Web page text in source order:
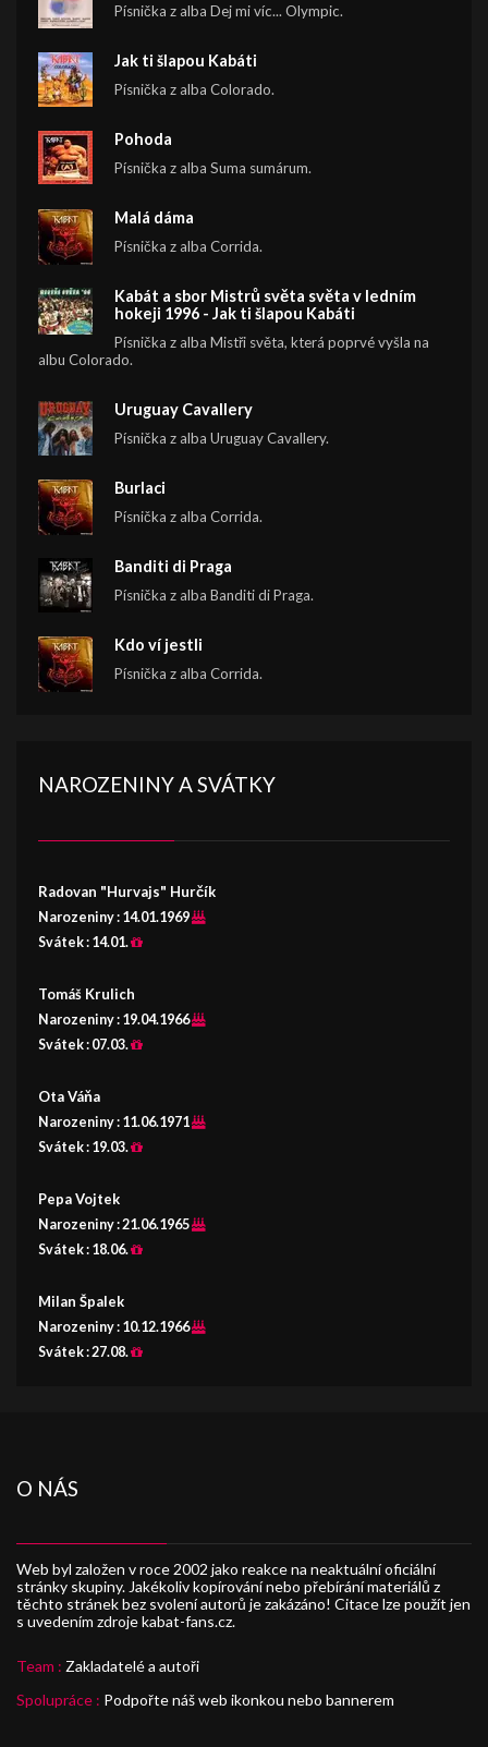
Písnička z alba Dej mi víc... Olympic.
Jak ti šlapou Kabáti
Písnička z alba Colorado.
Pohoda
Písnička z alba Suma sumárum.
Malá dáma
Písnička z alba Corrida.
Kabát a sbor Mistrů světa světa v ledním
hokeji 1996 - Jak ti šlapou Kabáti
Písnička z alba Mistři světa, která poprvé vyšla na
albu Colorado.
Uruguay Cavallery
Písnička z alba Uruguay Cavallery.
Burlaci
Písnička z alba Corrida.
Banditi di Praga
Písnička z alba Banditi di Praga.
Kdo ví jestli
Písnička z alba Corrida.
NAROZENINY A SVÁTKY
Radovan "Hurvajs" Hurčík
Narozeniny : 14.01.1969
Svátek : 14.01.
Tomáš Krulich
Narozeniny : 19.04.1966
Svátek : 07.03.
Ota Váňa
Narozeniny : 11.06.1971
Svátek : 19.03.
Pepa Vojtek
Narozeniny :21.06.1965
Svátek : 18.06.
Milan Špalek
Narozeniny : 10.12.1966
Svátek :27.08.
O NÁS
Web byl založen v roce 2002 jako reakce na neaktuální oficiální
stránky skupiny. Jakékoliv kopírování nebo přebírání materiálů z
těchto stránek bez svolení autorů je zakázáno! Citace lze použít jen
s uvedením zdroje kabat-fans.cz.
Team : Zakladatelé a autoři
Spolupráce : Podpořte náš web ikonkou nebo bannerem